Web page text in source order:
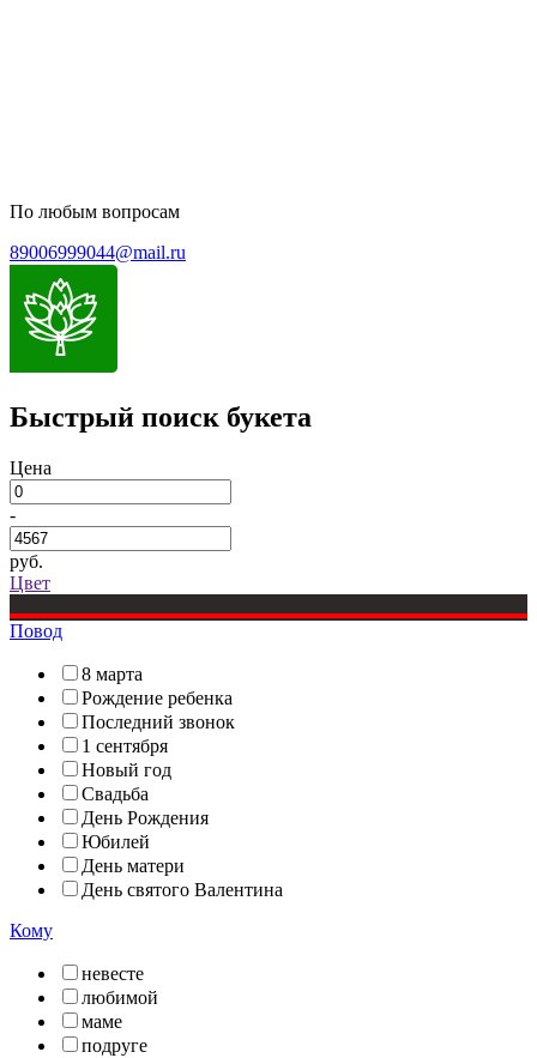
По любым вопросам
89006999044@mail.ru
Быстрый поиск букета
Цена
-
руб.
Цвет
Повод
8 марта
Рождение ребенка
Последний звонок
1 сентября
Новый год
Свадьба
День Рождения
Юбилей
День матери
День святого Валентина
Кому
невесте
любимой
маме
подруге